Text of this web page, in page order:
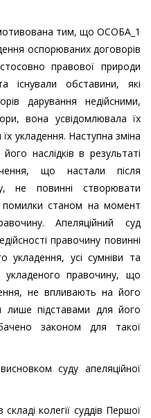
тим, що ОСОБА_1
оспорюваних договорів
правової природи
існували обставини, які
дарування недійсними,
вона усвідомлювала їх
їх укладення. Наступна зміна
наслідків в результаті
що настали після
не повинні створювати
помилки станом на момент
Апеляційний суд
правочину повинні
укладення, усі сумніви та
укладеного правочину, що
не впливають на його
лише підставами для його
законом для такої
суду апеляційної
колегії суддів Першої